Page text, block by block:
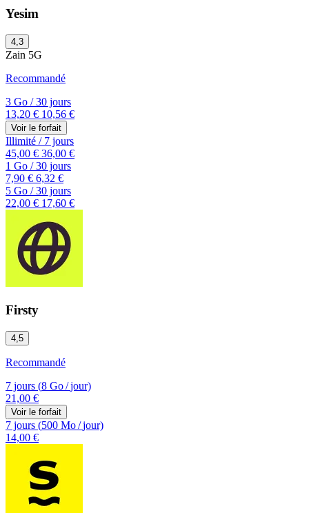
Yesim
4,3
Zain 5G
Recommandé
3 Go /30 jours
13,20 € 10,56 €
Voir le forfait
Illimité /7 jours
45,00 € 36,00 €
1 Go /30 jours
7,90 € 6,32 €
5 Go /30 jours
22,00 € 17,60 €
Firsty
4,5
Recommandé
7 jours (8 Go/jour)
21,00 €
Voir le forfait
7 jours (500 Mo/jour)
14,00 €